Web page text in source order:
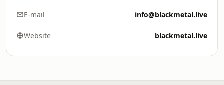
E-mail info@blackmetal.live
Website blackmetal.live